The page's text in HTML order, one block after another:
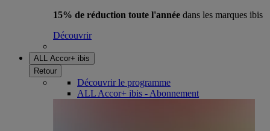
15% de réduction toute l'année dans les marques ibis
Découvrir
ALL Accor+ ibis
Retour
Découvrir le programme
ALL Accor+ ibis - Abonnement